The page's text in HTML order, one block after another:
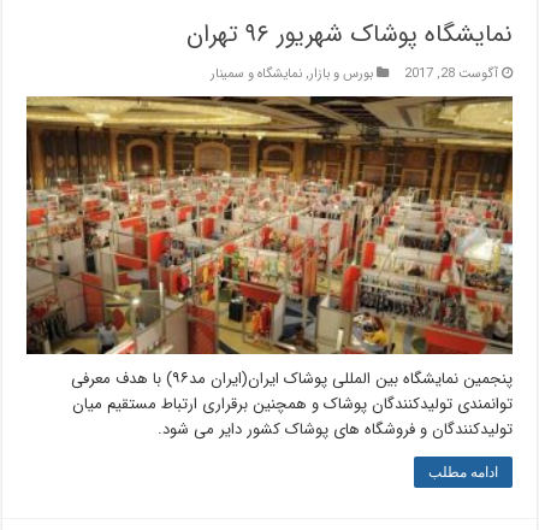
نمایشگاه پوشاک شهریور ۹۶ تهران
آگوست 28, 2017 بورس و بازار,نمایشگاه و سمینار
‎
پنجمین نمایشگاه بین المللی پوشاک ایران(ایران مد۹۶) با هدف معرفی
توانمندی تولیدکنندگان پوشاک و همچنین برقراری ارتباط مستقیم میان
تولیدکنندگان و فروشگاه های پوشاک کشور دایر می شود.
ادامه مطلب